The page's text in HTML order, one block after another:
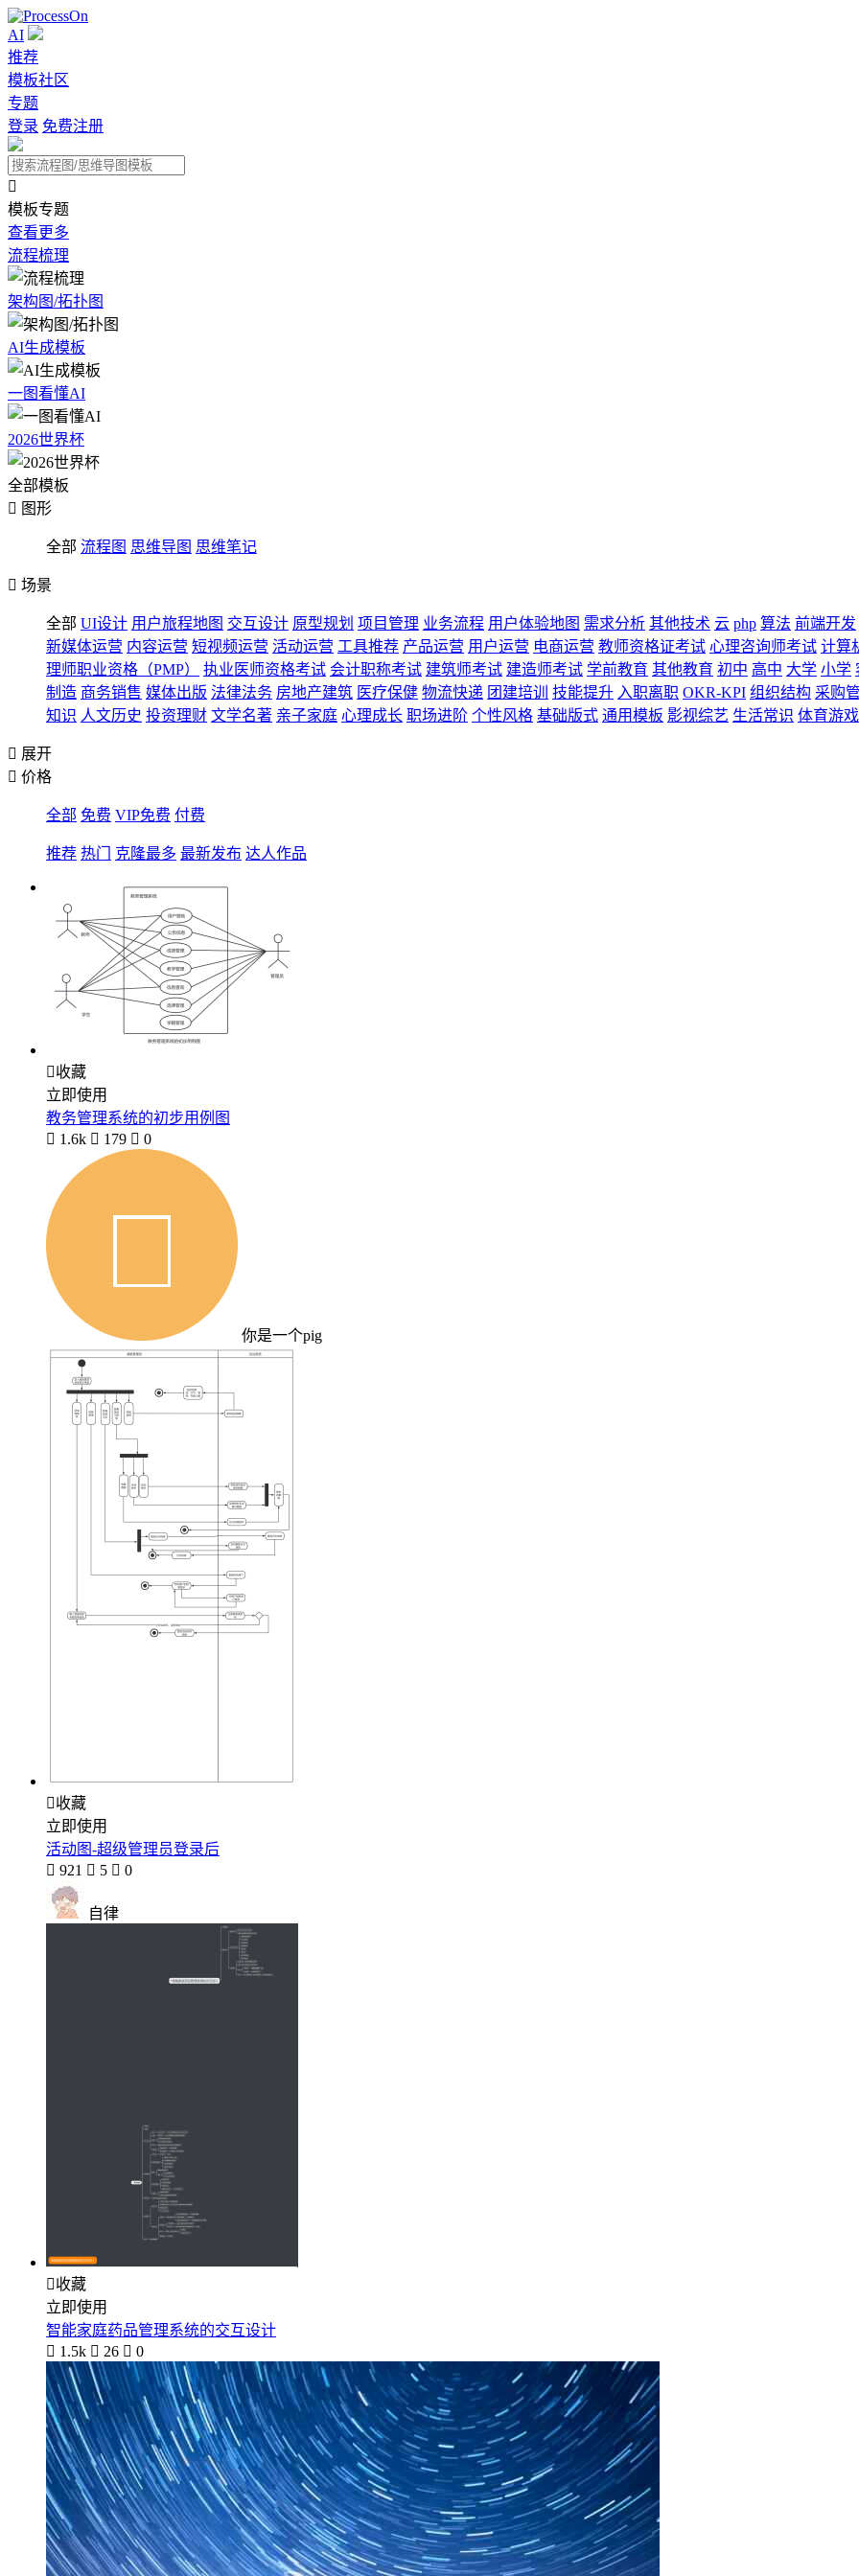
AI
推荐
模板社区
专题
登录 免费注册

模板专题
查看更多
流程梳理
架构图/拓扑图
AI生成模板
一图看懂AI
2026世界杯
全部模板
 图形
全部 流程图 思维导图 思维笔记
 场景
全部 UI设计 用户旅程地图 交互设计 原型规划 项目管理 业务流程 用户体验地图 需求分析 其他技术 云 php 算法 前端开发
新媒体运营 内容运营 短视频运营 活动运营 工具推荐 产品运营 用户运营 电商运营 教师资格证考试 心理咨询师考试 计算
理师职业资格（PMP）
执业医师资格考试 会计职称考试 建筑师考试 建造师考试 学前教育 其他教育 初中 高中 大学 小学
制造 商务销售 媒体出版 法律法务 房地产建筑 医疗保健 物流快递 团建培训 技能提升 入职离职 OKR-KPI 组织结构 采购
知识 人文历史 投资理财 文学名著 亲子家庭 心理成长 职场进阶 个性风格 基础版式 通用模板 影视综艺 生活常识 体育游戏
 展开
 价格
全部 免费 VIP免费 付费
推荐 热门 克隆最多 最新发布 达人作品
收藏
立即使用
教务管理系统的初步用例图
 1.6k  179  0
你是一个pig
收藏
立即使用
活动图-超级管理员登录后
 921  5  0
自律
收藏
立即使用
智能家庭药品管理系统的交互设计
 1.5k  26  0